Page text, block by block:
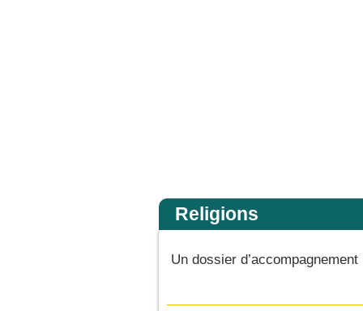
Religions
Un dossier